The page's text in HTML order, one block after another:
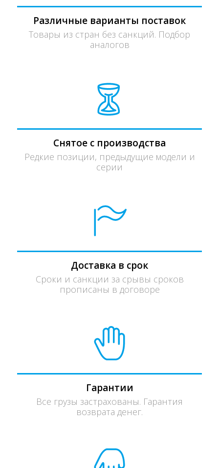
Различные варианты поставок
Товары из стран без санкций. Подбор
аналогов
Снятое с производства
Редкие позиции, предыдущие модели и
серии
Доставка в срок
Сроки и санкции за срывы сроков
прописаны в договоре
Гарантии
Все грузы застрахованы. Гарантия
возврата денег.